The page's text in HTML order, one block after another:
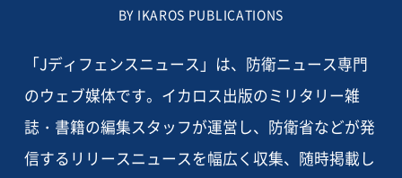
BY IKAROS PUBLICATIONS
「Jディフェンスニュース」は、防衛ニュース専門
のウェブ媒体です。イカロス出版のミリタリー雑
誌・書籍の編集スタッフが運営し、防衛省などが発
信するリリースニュースを幅広く収集、随時掲載し